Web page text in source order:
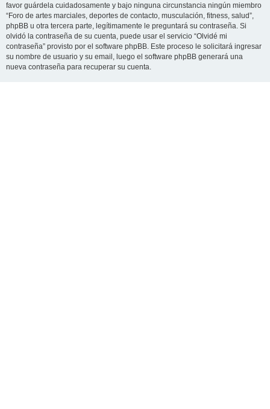
favor guárdela cuidadosamente y bajo ninguna circunstancia ningún miembro
“Foro de artes marciales, deportes de contacto, musculación, fitness, salud”,
phpBB u otra tercera parte, legítimamente le preguntará su contraseña. Si
olvidó la contraseña de su cuenta, puede usar el servicio “Olvidé mi
contraseña” provisto por el software phpBB. Este proceso le solicitará ingresar
su nombre de usuario y su email, luego el software phpBB generará una
nueva contraseña para recuperar su cuenta.